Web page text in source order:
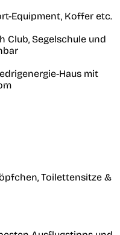
Equipment, Koffer etc.
Club, Segelschule und
Haus mit
Toilettensitze &